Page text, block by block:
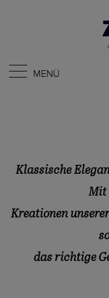
MENÜ
Klassische
Mit
Kreationen
das richtige